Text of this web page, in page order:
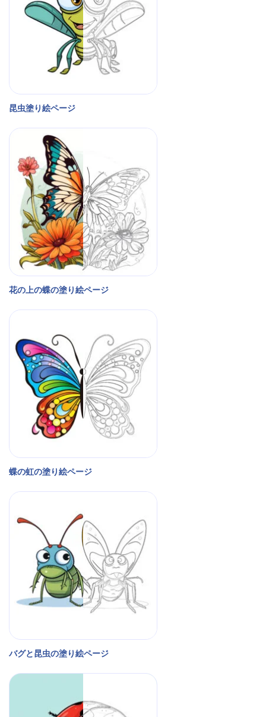
昆虫塗り絵ページ
花の上の蝶の塗り絵ページ
蝶の虹の塗り絵ページ
バグと昆虫の塗り絵ページ